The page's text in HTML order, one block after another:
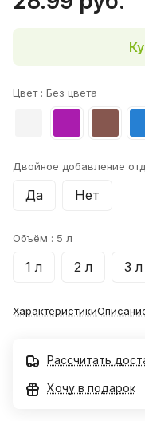
Цвет : Без цвета
Двойное добавление
Да Нет
Объём : 5 л
1 л 2 л 3 л
Характеристики
Рассчитать
Хочу в подарок